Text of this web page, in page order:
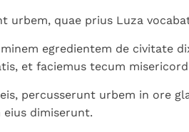
urbem, quae prius Luza
egredientem de civitate
et faciemus tecum
percusserunt urbem in ore
dimiserunt.